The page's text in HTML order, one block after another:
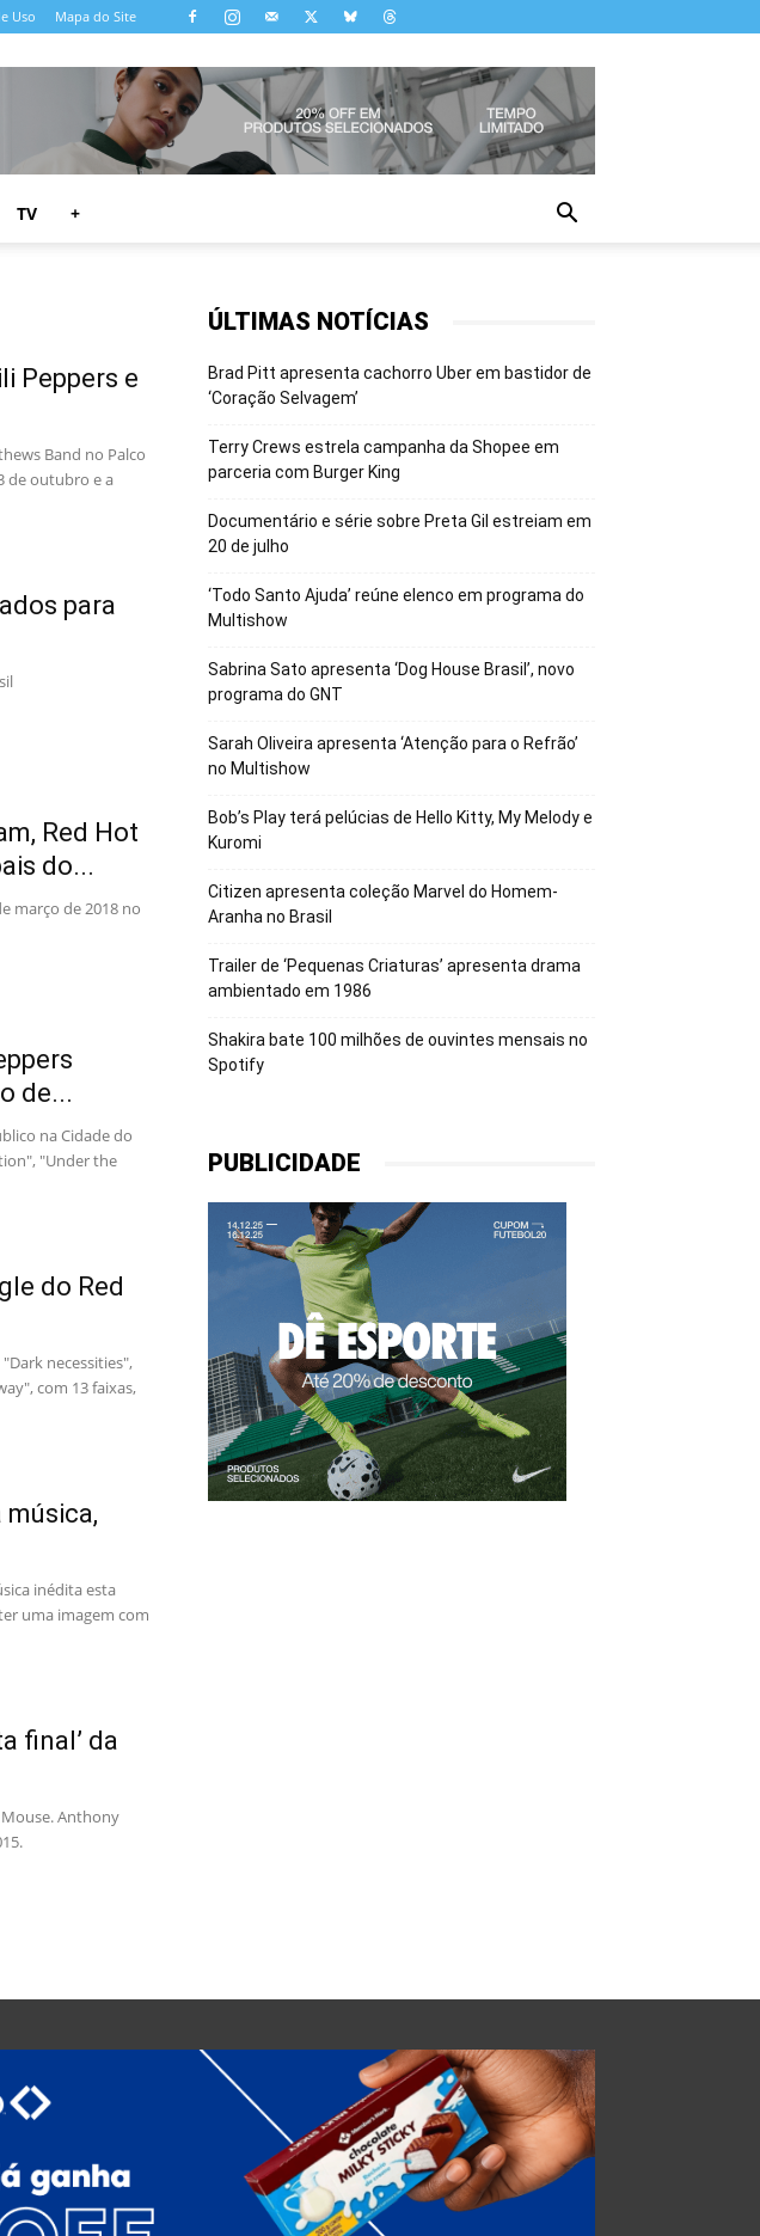
Uso Mapa do Site
TV +
Peppers e
Band no Palco
de outubro e a
para
Red Hot
do...
março de 2018 no
de...
na Cidade do
"Under the
do Red
necessities",
com 13 faixas,
música,
inédita esta
uma imagem com
final’ da
Anthony
ÚLTIMAS NOTÍCIAS
Brad Pitt apresenta cachorro Uber em bastidor de
‘Coração Selvagem’
Terry Crews estrela campanha da Shopee em
parceria com Burger King
Documentário e série sobre Preta Gil estreiam em
20 de julho
‘Todo Santo Ajuda’ reúne elenco em programa do
Multishow
Sabrina Sato apresenta ‘Dog House Brasil’, novo
programa do GNT
Sarah Oliveira apresenta ‘Atenção para o Refrão’
no Multishow
Bob’s Play terá pelúcias de Hello Kitty, My Melody e
Kuromi
Citizen apresenta coleção Marvel do Homem-
Aranha no Brasil
Trailer de ‘Pequenas Criaturas’ apresenta drama
ambientado em 1986
Shakira bate 100 milhões de ouvintes mensais no
Spotify
PUBLICIDADE